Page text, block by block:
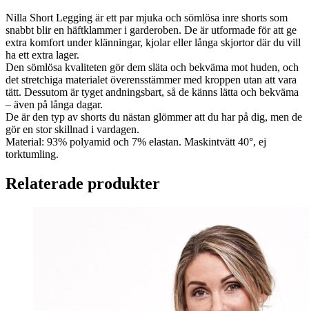
Nilla Short Legging är ett par mjuka och sömlösa inre shorts som
snabbt blir en häftklammer i garderoben. De är utformade för att ge
extra komfort under klänningar, kjolar eller långa skjortor där du vill
ha ett extra lager.
Den sömlösa kvaliteten gör dem släta och bekväma mot huden, och
det stretchiga materialet överensstämmer med kroppen utan att vara
tätt. Dessutom är tyget andningsbart, så de känns lätta och bekväma
– även på långa dagar.
De är den typ av shorts du nästan glömmer att du har på dig, men de
gör en stor skillnad i vardagen.
Material: 93% polyamid och 7% elastan. Maskintvätt 40°, ej
torktumling.
Relaterade produkter